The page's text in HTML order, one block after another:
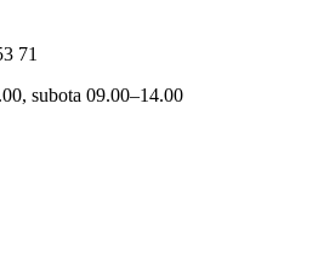
71
subota 09.00–14.00